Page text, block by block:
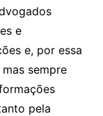
e
e, por essa
sempre
pela